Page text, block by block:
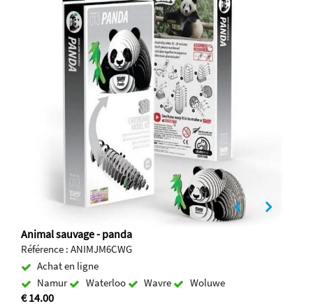
Animal sauvage - panda
Référence : ANIMJM6CWG
Achat en ligne
Namur
Waterloo Wavre Woluwe
€ 14.00